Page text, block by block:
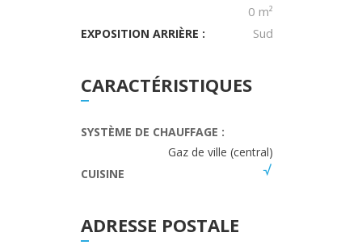
0 m²
EXPOSITION ARRIÈRE : Sud
CARACTÉRISTIQUES
SYSTÈME DE CHAUFFAGE :
Gaz de ville (central)
CUISINE
ADRESSE POSTALE